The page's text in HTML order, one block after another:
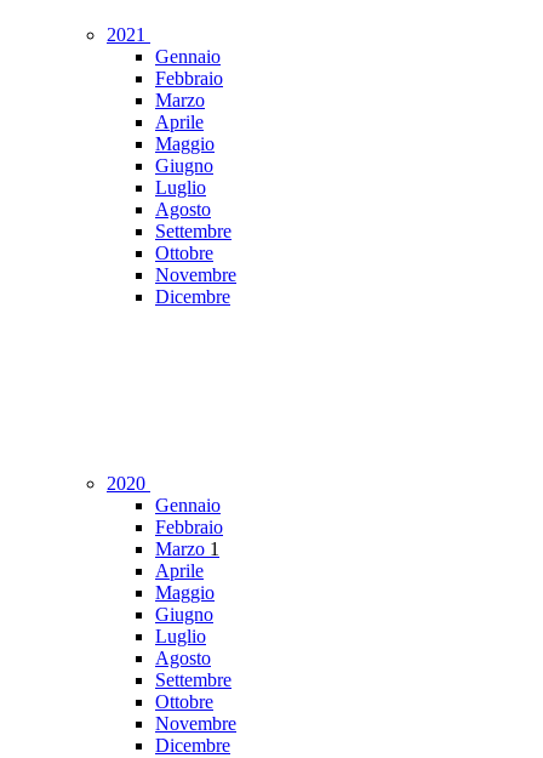
2021
Gennaio
Febbraio
Marzo
Aprile
Maggio
Giugno
Luglio
Agosto
Settembre
Ottobre
Novembre
Dicembre
2020
Gennaio
Febbraio
Marzo 1
Aprile
Maggio
Giugno
Luglio
Agosto
Settembre
Ottobre
Novembre
Dicembre